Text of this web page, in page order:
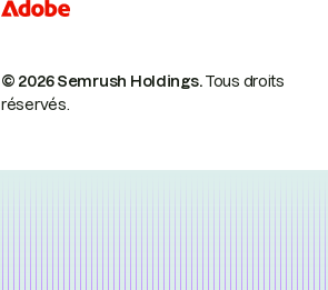
© 2026 Semrush Holdings.Tous droits
réservés.